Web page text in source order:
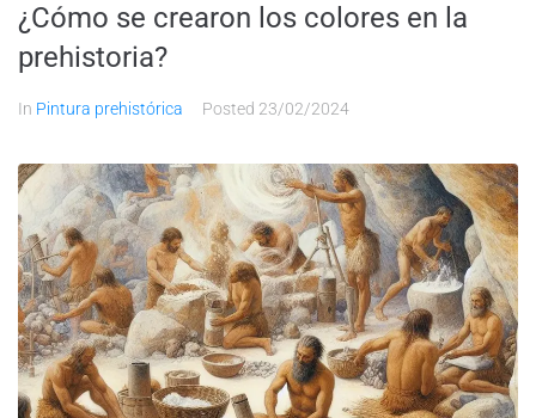
¿Cómo se crearon los colores en la
prehistoria?
In Pintura prehistórica Posted 23/02/2024